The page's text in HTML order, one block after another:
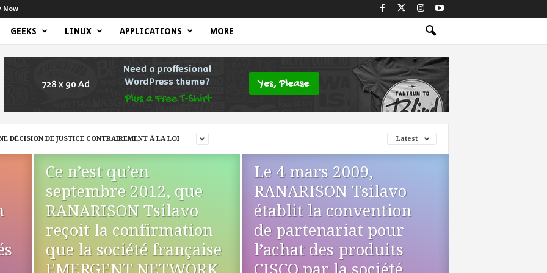
Now
GEEKS LINUX APPLICATIONS MORE
DÉCISION DE JUSTICE CONTRAIREMENT À LA LOI Latest
Ce n’est qu’en
septembre 2012, que
RANARISON Tsilavo
reçoit la confirmation
que la société française
EMERGENT NETWORK
Le 4 mars 2009,
RANARISON Tsilavo
établit la convention
de partenariat pour
l’achat des produits
CISCO par la société...